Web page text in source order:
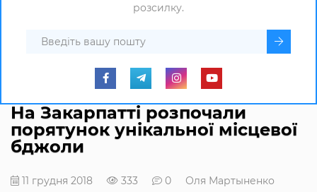
розсилку.
На Закарпатті розпочали
порятунок унікальної місцевої
бджоли
11 грудня 2018 333 0 Оля Мартыненко